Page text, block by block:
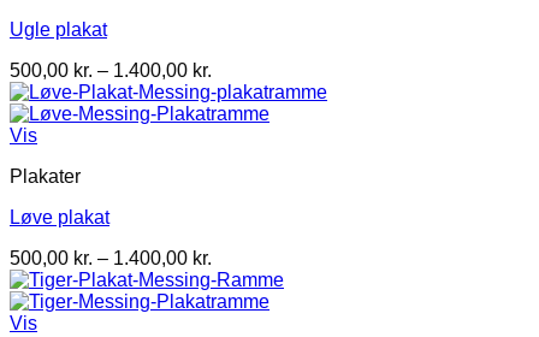
Ugle plakat
500,00 kr. – 1.400,00 kr.
500,00 kr.
til
Vis
Plakater
Løve plakat
500,00 kr. – 1.400,00 kr.
500,00 kr.
til
Vis